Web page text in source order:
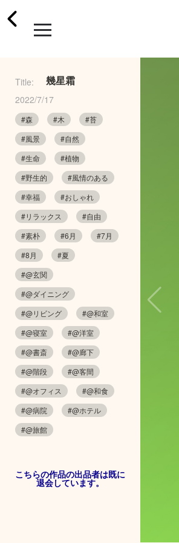
Title: 幾星霜
2022/7/17
#森 #木
#苔
#風景
#自然
#生命
#植物
#野生的
#風情のある
#幸福
#おしゃれ
#リラックス
#自由
#素朴
#6月
#7月
#8月
#夏
#@玄関
#@ダイニング
#@リビング
#@和室
#@寝室
#@洋室
#@書斎
#@廊下
#@階段
#@客間
#@オフィス
#@和食
#@病院
#@ホテル
#@旅館
こちらの作品の出品者は既に
退会しています。